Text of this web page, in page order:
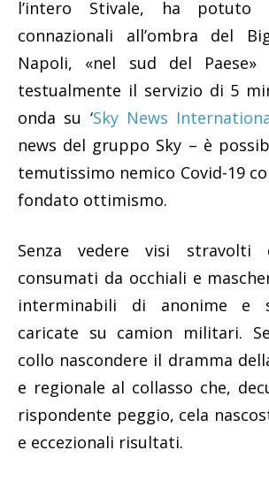
l’intero Stivale, ha
connazionali all’ombra del
Napoli, «nel sud del
testualmente il servizio di 5
onda su ‘Sky News
news del gruppo Sky – è
temutissimo nemico Covid-19
fondato ottimismo.
Senza vedere visi
consumati da occhiali e
interminabili di anonime e
caricate su camion militari.
collo nascondere il dramma
e regionale al collasso che,
rispondente peggio, cela
e eccezionali risultati.